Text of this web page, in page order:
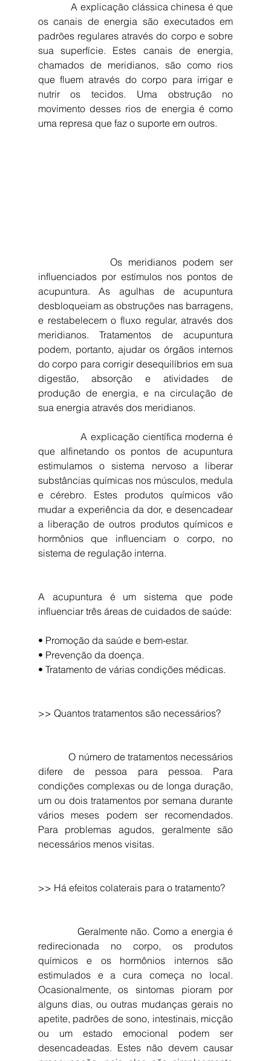
            A explicação clássica chinesa é que
os canais de energia são executados em
padrões regulares através do corpo e sobre
sua superfície. Estes canais de energia,
chamados de meridianos, são como rios
que fluem através do corpo para irrigar e
nutrir os tecidos. Uma obstrução no
movimento desses rios de energia é como
uma represa que faz o suporte em outros.
            Os meridianos podem ser
influenciados por estímulos nos pontos de
acupuntura. As agulhas de acupuntura
desbloqueiam as obstruções nas barragens,
e restabelecem o fluxo regular, através dos
meridianos. Tratamentos de acupuntura
podem, portanto, ajudar os órgãos internos
do corpo para corrigir desequilíbrios em sua
digestão, absorção e atividades de
produção de energia, e na circulação de
sua energia através dos meridianos.
que alfinetando os pontos de acupuntura
estimulamos o sistema nervoso a liberar
substâncias químicas nos músculos, medula
e cérebro. Estes produtos químicos vão
mudar a experiência da dor, e desencadear
a liberação de outros produtos químicos e
hormônios que influenciam o corpo, no
sistema de regulação interna.
A acupuntura é um sistema que pode
influenciar três áreas de cuidados de saúde:
• Promoção da saúde e bem-estar.
• Prevenção da doença.
• Tratamento de várias condições médicas.
>> Quantos tratamentos são necessários?
            O número de tratamentos necessários
difere de pessoa para pessoa. Para
condições complexas ou de longa duração,
um ou dois tratamentos por semana durante
vários meses podem ser recomendados.
Para problemas agudos, geralmente são
necessários menos visitas.
​>> Há efeitos colaterais para o tratamento?
            Geralmente não. Como a energia é
redirecionada no corpo, os produtos
químicos e os hormônios internos são
estimulados e a cura começa no local.
Ocasionalmente, os sintomas pioram por
alguns dias, ou outras mudanças gerais no
apetite, padrões de sono, intestinais, micção
ou um estado emocional podem ser
desencadeadas. Estes não devem causar